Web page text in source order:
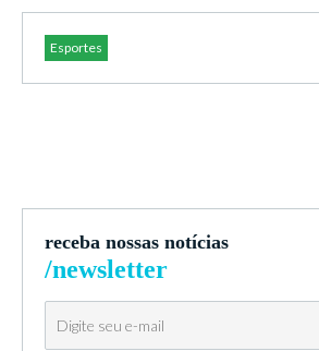
Esportes
receba nossas notícias
/newsletter